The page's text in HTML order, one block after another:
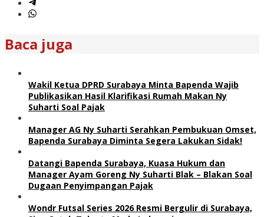
Baca juga
Wakil Ketua DPRD Surabaya Minta Bapenda Wajib
Publikasikan Hasil Klarifikasi Rumah Makan Ny
Suharti Soal Pajak
Manager AG Ny Suharti Serahkan Pembukuan Omset,
Bapenda Surabaya Diminta Segera Lakukan Sidak!
Datangi Bapenda Surabaya, Kuasa Hukum dan
Manager Ayam Goreng Ny Suharti Blak – Blakan Soal
Dugaan Penyimpangan Pajak
Wondr Futsal Series 2026 Resmi Bergulir di Surabaya,